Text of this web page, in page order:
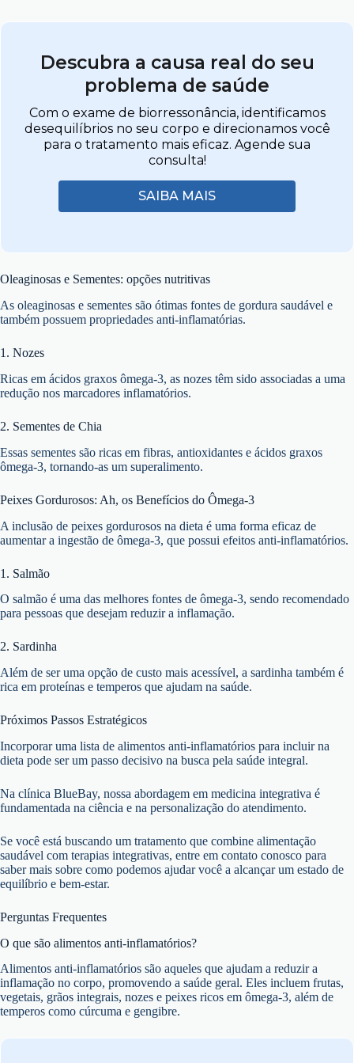
Descubra a causa real do seu
problema de saúde
Com o exame de biorressonância, identificamos
desequilíbrios no seu corpo e direcionamos você
para o tratamento mais eficaz. Agende sua
consulta!
SAIBA MAIS
Oleaginosas e Sementes: opções nutritivas
As oleaginosas e sementes são ótimas fontes de gordura saudável e
também possuem propriedades anti-inflamatórias.
1. Nozes
Ricas em ácidos graxos ômega-3, as nozes têm sido associadas a uma
redução nos marcadores inflamatórios.
2. Sementes de Chia
Essas sementes são ricas em fibras, antioxidantes e ácidos graxos
ômega-3, tornando-as um superalimento.
Peixes Gordurosos: Ah, os Benefícios do Ômega-3
A inclusão de peixes gordurosos na dieta é uma forma eficaz de
aumentar a ingestão de ômega-3, que possui efeitos anti-inflamatórios.
1. Salmão
O salmão é uma das melhores fontes de ômega-3, sendo recomendado
para pessoas que desejam reduzir a inflamação.
2. Sardinha
Além de ser uma opção de custo mais acessível, a sardinha também é
rica em proteínas e temperos que ajudam na saúde.
Próximos Passos Estratégicos
Incorporar uma lista de alimentos anti-inflamatórios para incluir na
dieta pode ser um passo decisivo na busca pela saúde integral.
Na clínica BlueBay, nossa abordagem em medicina integrativa é
fundamentada na ciência e na personalização do atendimento.
Se você está buscando um tratamento que combine alimentação
saudável com terapias integrativas, entre em contato conosco para
saber mais sobre como podemos ajudar você a alcançar um estado de
equilíbrio e bem-estar.
Perguntas Frequentes
O que são alimentos anti-inflamatórios?
Alimentos anti-inflamatórios são aqueles que ajudam a reduzir a
inflamação no corpo, promovendo a saúde geral. Eles incluem frutas,
vegetais, grãos integrais, nozes e peixes ricos em ômega-3, além de
temperos como cúrcuma e gengibre.